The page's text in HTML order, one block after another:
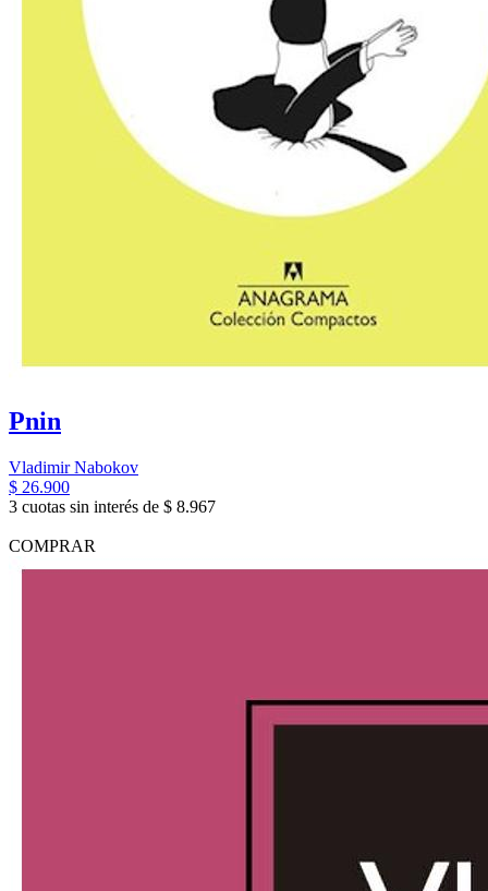
Pnin
Vladimir Nabokov
$ 26.900
3 cuotas sin interés de $ 8.967
COMPRAR